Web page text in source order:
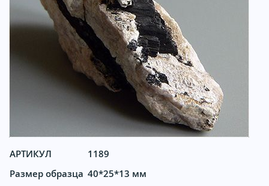
АРТИКУЛ
1189
Размер образца 40*25*13 мм